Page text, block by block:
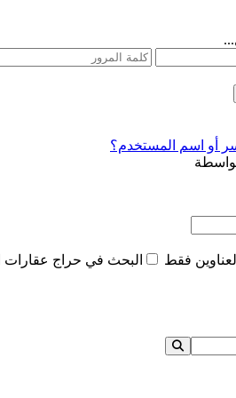
أو اسم المستخدم؟
فقط البحث في حراج عقارات